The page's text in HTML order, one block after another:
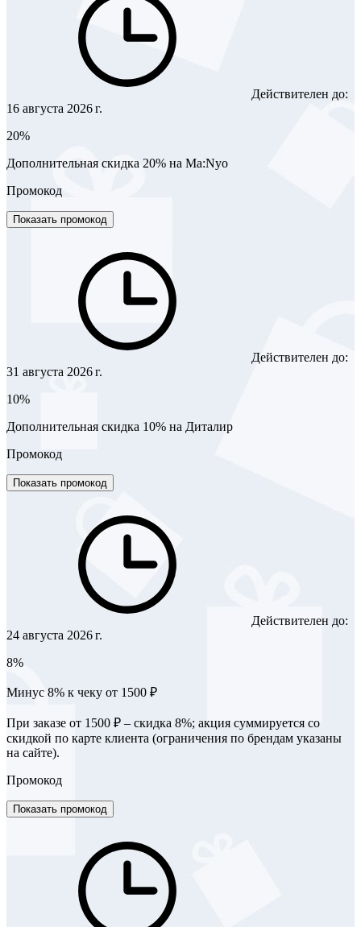
Действителен до:
16 августа 2026 г.
20%
Дополнительная скидка 20% на Ma:Nyo
Промокод
Показать промокод
Действителен до:
31 августа 2026 г.
10%
Дополнительная скидка 10% на Диталир
Промокод
Показать промокод
Действителен до:
24 августа 2026 г.
8%
Минус 8% к чеку от 1500 ₽
При заказе от 1500 ₽ – скидка 8%; акция суммируется со
скидкой по карте клиента (ограничения по брендам указаны
на сайте).
Промокод
Показать промокод